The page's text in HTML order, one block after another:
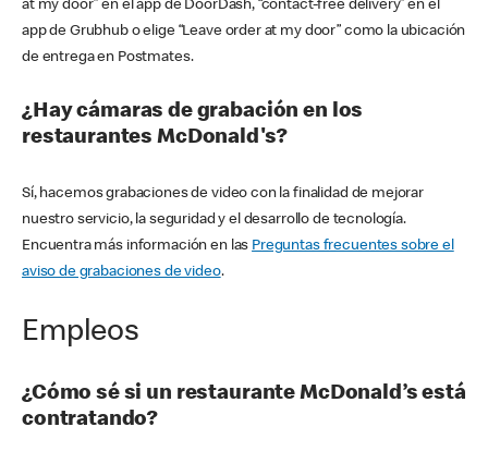
at my door” en el app de DoorDash, “contact-free delivery” en el
app de Grubhub o elige “Leave order at my door” como la ubicación
de entrega en Postmates.
¿Hay cámaras de grabación en los
restaurantes McDonald's?
Sí, hacemos grabaciones de video con la finalidad de mejorar
nuestro servicio, la seguridad y el desarrollo de tecnología.
Encuentra más información en las Preguntas frecuentes sobre el
aviso de grabaciones de video.
Empleos
¿Cómo sé si un restaurante McDonald’s está
contratando?